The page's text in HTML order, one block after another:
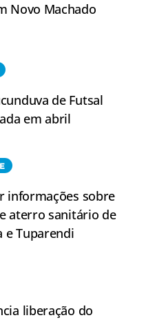
Novo Machado
de Futsal
em abril
informações sobre
aterro sanitário de
e Tuparendi
liberação do